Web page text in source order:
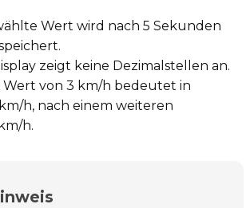
Wert wird nach 5 Sekunden
zeigt keine Dezimalstellen an.
Wert von 3 km/h bedeutet in
h, nach einem weiteren
h.